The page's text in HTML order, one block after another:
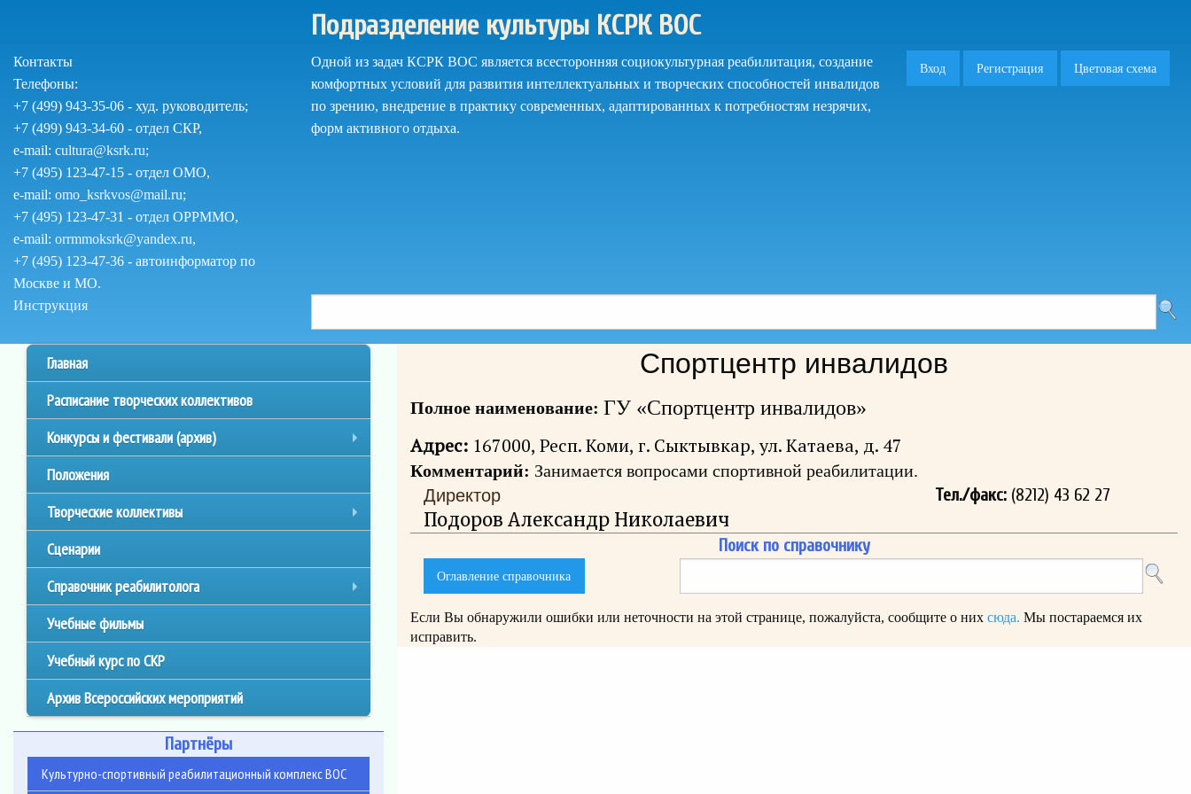
содержанию
Подразделение культуры КСРК ВОС
Контакты
Телефоны:
+7 (499) 943-35-06 - худ. руководитель;
+7 (499) 943-34-60 - отдел СКР,
e-mail: cultura@ksrk.ru;
+7 (495) 123-47-15 - отдел ОМО,
e-mail: omo_ksrkvos@mail.ru;
+7 (495) 123-47-31 - отдел ОРРММО,
e-mail: orrmmoksrk@yandex.ru,
+7 (495) 123-47-36 - автоинформатор по
Москве и МО.
Одной из задач КСРК ВОС является всесторонняя социокультурная реабилитация, создание
комфортных условий для развития интеллектуальных и творческих способностей инвалидов
по зрению, внедрение в практику современных, адаптированных к потребностям незрячих,
форм активного отдыха.
Вход Регистрация Цветовая схема
Как
сайтом
Инструкция
по
Главное
меню
Главная
Расписание творческих коллективов
+
Конкурсы и фестивали (архив)
Положения
+
Творческие коллективы
Сценарии
+
Справочник реабилитолога
Учебные фильмы
Учебный курс по СКР
Архив Всероссийских мероприятий
Партнёры
Культурно-спортивный реабилитационный комплекс ВОС
Спортцентр инвалидов
Полное наименование: ГУ «Спортцентр инвалидов»
Адрес: 167000, Респ. Коми, г. Сыктывкар, ул. Катаева, д. 47
Комментарий: Занимается вопросами спортивной реабилитации.
Директор
Подоров Александр Николаевич
Тел./факс: (8212) 43 62 27
Поиск по справочнику
Оглавление справочника
по
справочнику
Если Вы обнаружили ошибки или неточности на этой странице, пожалуйста, сообщите о них сюда. Мы постараемся их
исправить.